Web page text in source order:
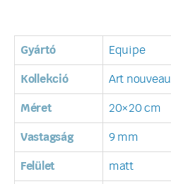
Gyártó Equipe
Kollekció Art nouveau
Méret 20×20 cm
Vastagság 9 mm
Felület matt